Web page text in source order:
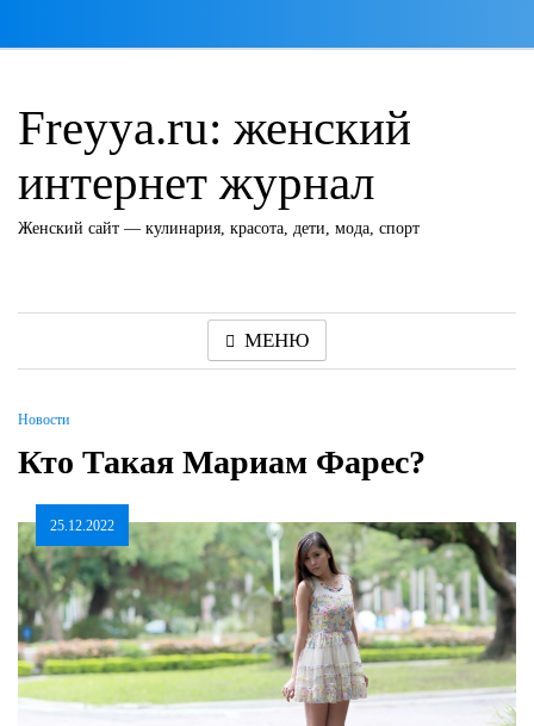
Freyya.ru: женский
интернет журнал
Женский сайт — кулинария, красота, дети, мода, спорт
МЕНЮ
Новости
Кто Такая Мариам Фарес?
25.12.2022